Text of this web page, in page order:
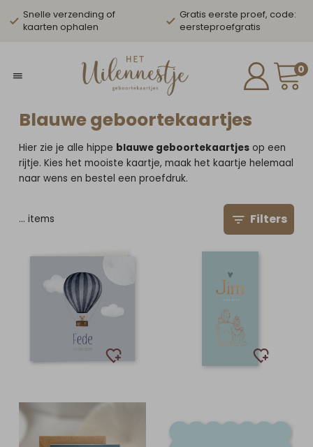
Snelle verzending of
kaarten ophalen
Gratis eerste proef, code:
eersteproefgratis
0
Blauwe geboortekaartjes
Hier zie je alle hippe blauwe geboortekaartjes op een
rijtje. Kies het mooiste kaartje, maak het kaartje helemaal
naar wens en bestel een proefdruk.
… items Filters